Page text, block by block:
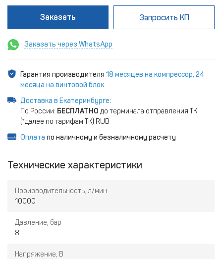
Заказать Запросить КП
Заказать через WhatsApp
Гарантия производителя 18 месяцев на компрессор, 24
месяца на винтовой блок
Доставка в Екатеринбурге:
По России: БЕСПЛАТНО до терминала отправления ТК
(*далее по тарифам ТК) RUB
Оплата по наличному и безналичному расчету
Технические характеристики
Производительность, л/мин
10000
Давление, бар
8
Напряжение, В